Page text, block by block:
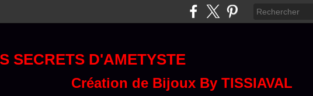
SECRETS D'AMETYSTE
Création de Bijoux By TISSIAVAL